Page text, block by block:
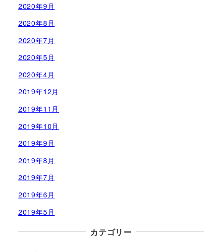
2020年9月
2020年8月
2020年7月
2020年5月
2020年4月
2019年12月
2019年11月
2019年10月
2019年9月
2019年8月
2019年7月
2019年6月
2019年5月
カテゴリー